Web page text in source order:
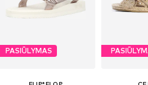
PASIŪLYMAS